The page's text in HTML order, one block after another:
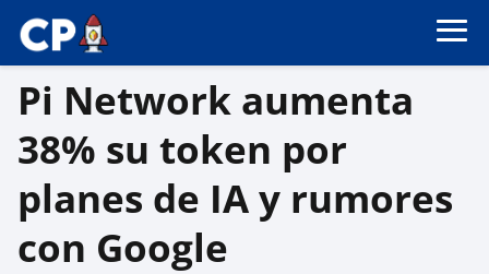
Pi Network aumenta
38% su token por
planes de IA y rumores
con Google